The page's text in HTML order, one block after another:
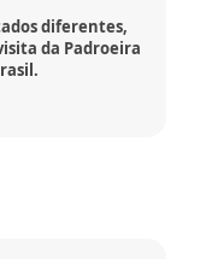
diferentes,
da Padroeira